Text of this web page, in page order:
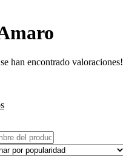
han encontrado valoraciones!